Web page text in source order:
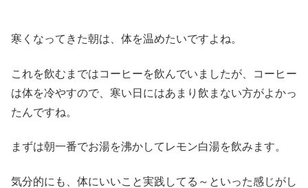
寒くなってきた朝は、体を温めたいですよね。
これを飲むまではコーヒーを飲んでいましたが、コーヒー
は体を冷やすので、寒い日にはあまり飲まない方がよかっ
たんですね。
まずは朝一番でお湯を沸かしてレモン白湯を飲みます。
気分的にも、体にいいこと実践してる～といった感じがし